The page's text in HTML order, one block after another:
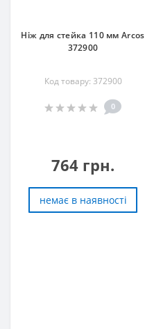
Ніж для стейка 110 мм Arcos
372900
Код товару: 372900
0
764 грн.
немає в наявностi